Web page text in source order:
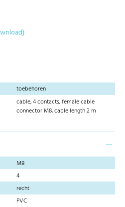
toebehoren
cable, 4 contacts, female cable
connector M8, cable length 2 m
M8
4
recht
PVC